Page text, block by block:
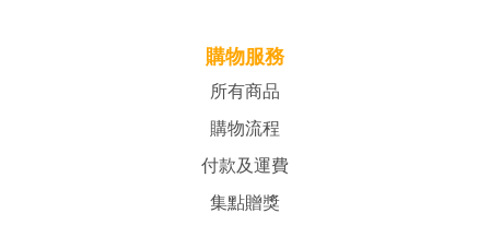
購物服務
所有商品
購物流程
付款及運費
集點贈獎